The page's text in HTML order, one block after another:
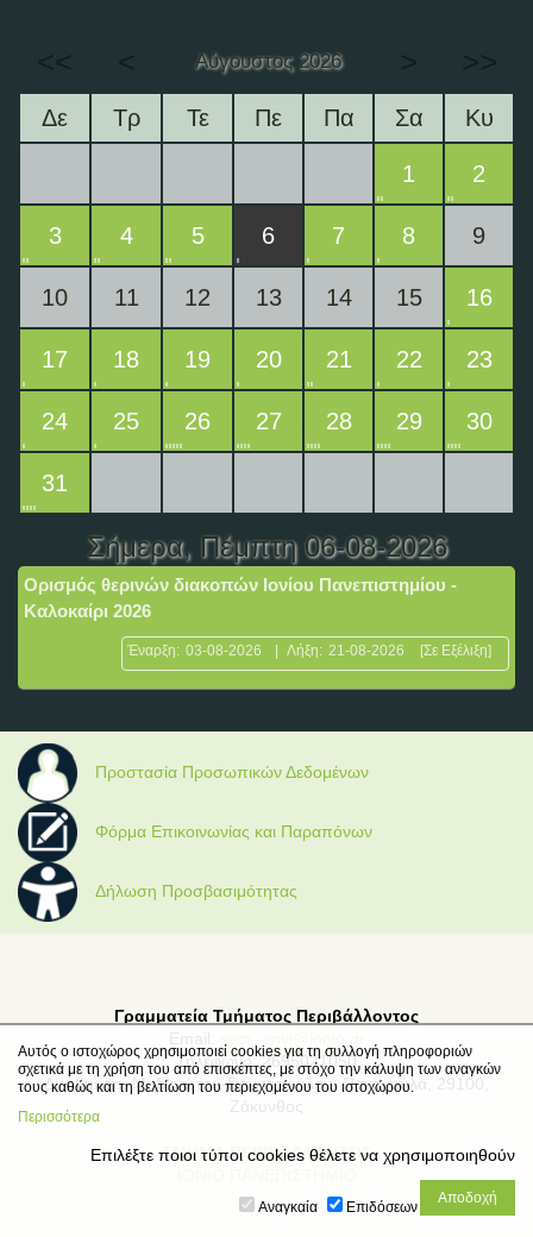
<< < Αύγουστος 2026 > >>
Δε Τρ Τε Πε Πα Σα Κυ
1 2
3 4 5 6 7 8 9
10 11 12 13 14 15 16
17 18 19 20 21 22 23
24 25 26 27 28 29 30
31
Σήμερα, Πέμπτη 06-08-2026
Ορισμός θερινών διακοπών Ιονίου Πανεπιστημίου -
Καλοκαίρι 2026
Έναρξη: 03-08-2026 | Λήξη: 21-08-2026 [Σε Εξέλιξη]
Προστασία Προσωπικών Δεδομένων
Φόρμα Επικοινωνίας και Παραπόνων
Δήλωση Προσβασιμότητας
Γραμματεία Τμήματος Περιβάλλοντος
Email:
Τηλέφωνο: 2695021050
Διεύθυνση: Μ. Μινώτου-Γιαννοπούλου, Παναγούλα, 29100,
Ζάκυνθος
ΤΜΗΜΑ ΠΕΡΙΒΑΛΛΟΝΤΟΣ
Αυτός ο ιστοχώρος χρησιμοποιεί cookies για τη συλλογή πληροφοριών
σχετικά με τη χρήση του από επισκέπτες, με στόχο την κάλυψη των αναγκών
τους καθώς και τη βελτίωση του περιεχομένου του ιστοχώρου.
Περισσότερα
Επιλέξτε ποιοι τύποι cookies θέλετε να χρησιμοποιηθούν
Αναγκαία Επιδόσεων